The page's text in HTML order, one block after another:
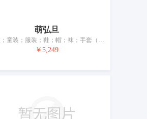
萌弘旦
内衣；童装；服装；鞋；帽；袜；手套（服装）；围巾；腰带；婚纱
￥5,249